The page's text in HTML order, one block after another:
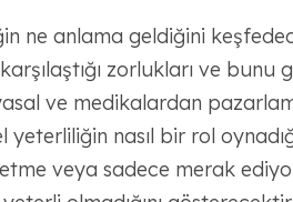
ne anlama geldiğini
zorlukları ve bunu
ve medikalardan
nasıl bir rol
veya sadece merak